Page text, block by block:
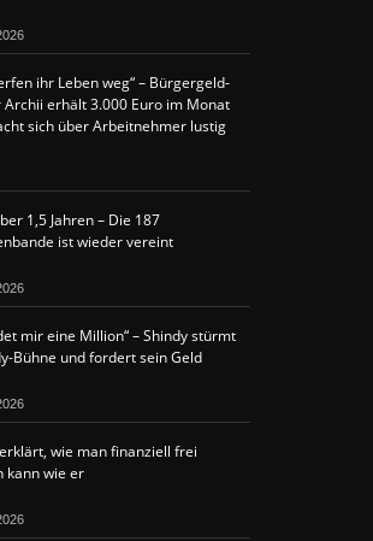
ihr Leben weg“ – Bürgergeld-
Archii erhält 3.000 Euro im Monat
sich über Arbeitnehmer lustig
1,5 Jahren – Die 187
ist wieder vereint
mir eine Million“ – Shindy stürmt
Bühne und fordert sein Geld
wie man finanziell frei
kann wie er